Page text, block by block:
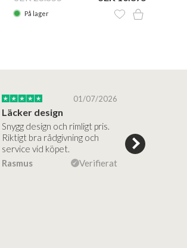
På lager
01/07/2026
Läcker design
Snygg design och rimligt pris.
Riktigt bra rådgivning och
service vid köpet.
Rasmus
Verifierat
hjälpsamma
vägledning